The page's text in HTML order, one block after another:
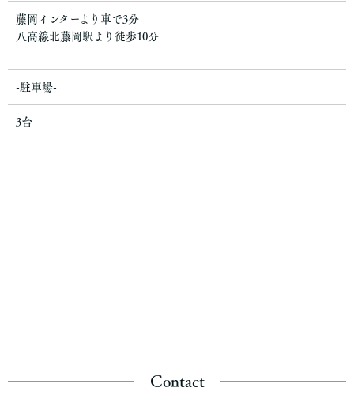
藤岡インターより車で3分
八高線北藤岡駅より徒歩10分
-駐車場-
3台
Contact